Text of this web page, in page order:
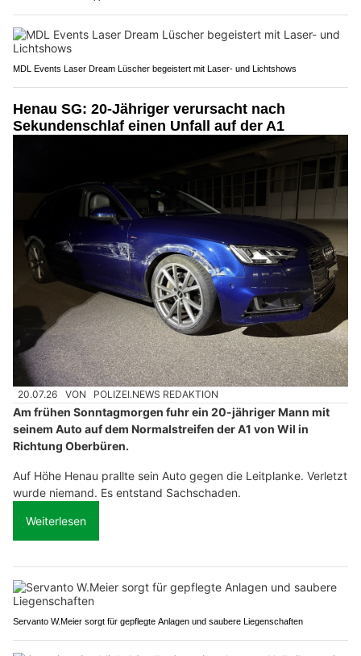
MDL Events Laser Dream Lüscher begeistert mit Laser- und Lichtshows
Henau SG: 20-Jähriger verursacht nach
Sekundenschlaf einen Unfall auf der A1
20.07.26 VON POLIZEI.NEWS REDAKTION
Am frühen Sonntagmorgen fuhr ein 20-jähriger Mann mit
seinem Auto auf dem Normalstreifen der A1 von Wil in
Richtung Oberbüren.
Auf Höhe Henau prallte sein Auto gegen die Leitplanke. Verletzt
wurde niemand. Es entstand Sachschaden.
Weiterlesen
Servanto W.Meier sorgt für gepflegte Anlagen und saubere Liegenschaften